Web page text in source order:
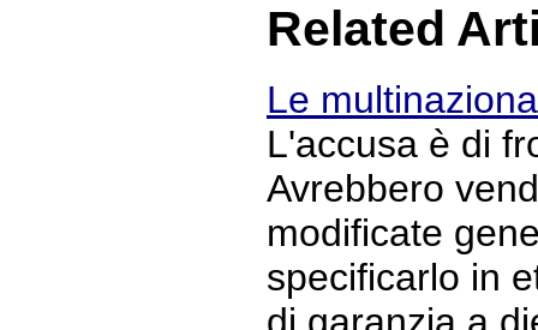
Related
Le
L'accusa è di
Avrebbero
modificate
specificarlo in
di garanzia a